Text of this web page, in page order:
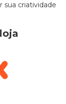
sua criatividade